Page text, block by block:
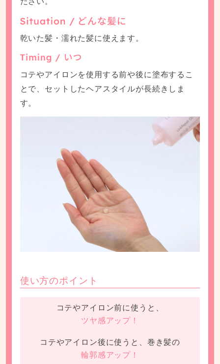
乾いた髪・濡れた髪に使えます。
コテやアイロンを使用する前や後に塗布するこ
とで、セットしたヘアスタイルが長続きしま
す。
使い方のポイント
コテやアイロン前に使うと、
ツヤ感アップ！
コテやアイロン後に使うと、巻き髪の
輪郭感アップ！